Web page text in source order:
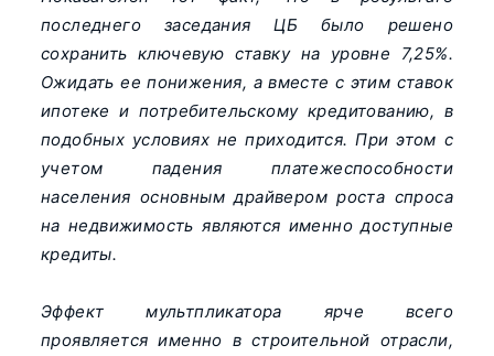
последнего заседания ЦБ было решено
сохранить ключевую ставку на уровне 7,25%.
Ожидать ее понижения, а вместе с этим ставок
ипотеке и потребительскому кредитованию, в
подобных условиях не приходится. При этом с
учетом падения платежеспособности
населения основным драйвером роста спроса
на недвижимость являются именно доступные
кредиты.
Эффект мультпликатора ярче всего
проявляется именно в строительной отрасли,